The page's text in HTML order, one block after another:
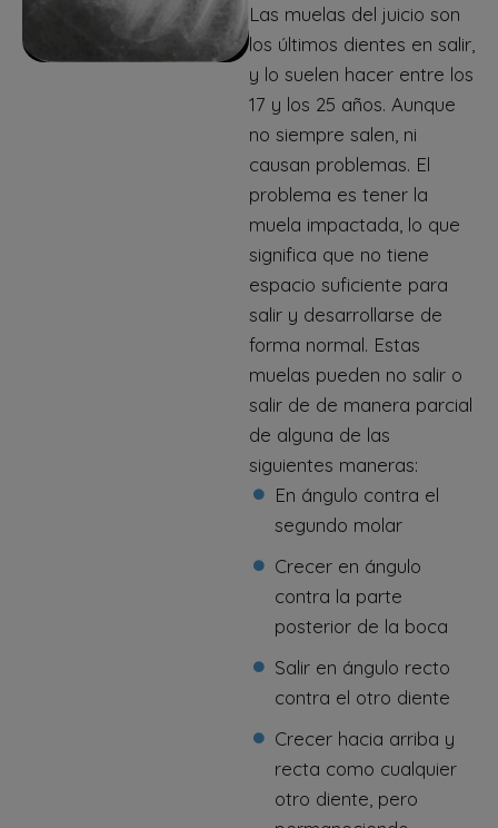
Las muelas del juicio son
los últimos dientes en salir,
y lo suelen hacer entre los
17 y los 25 años. Aunque
no siempre salen, ni
causan problemas. El
problema es tener la
muela impactada, lo que
significa que no tiene
espacio suficiente para
salir y desarrollarse de
forma normal. Estas
muelas pueden no salir o
salir de de manera parcial
de alguna de las
siguientes maneras:
En ángulo contra el
segundo molar
Crecer en ángulo
contra la parte
posterior de la boca
Salir en ángulo recto
contra el otro diente
Crecer hacia arriba y
recta como cualquier
otro diente, pero